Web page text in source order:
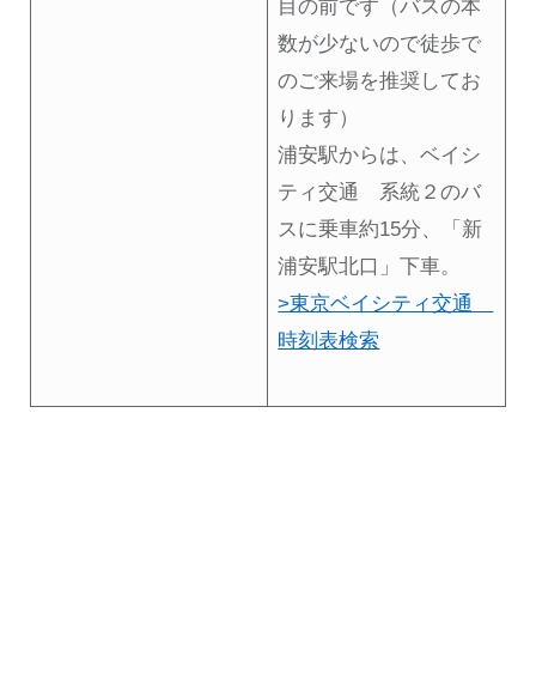
目の前です（バスの本
数が少ないので徒歩で
のご来場を推奨してお
ります）
浦安駅からは、ベイシ
ティ交通 系統２のバ
スに乗車約15分、「新
浦安駅北口」下車。
>東京ベイシティ交通
時刻表検索